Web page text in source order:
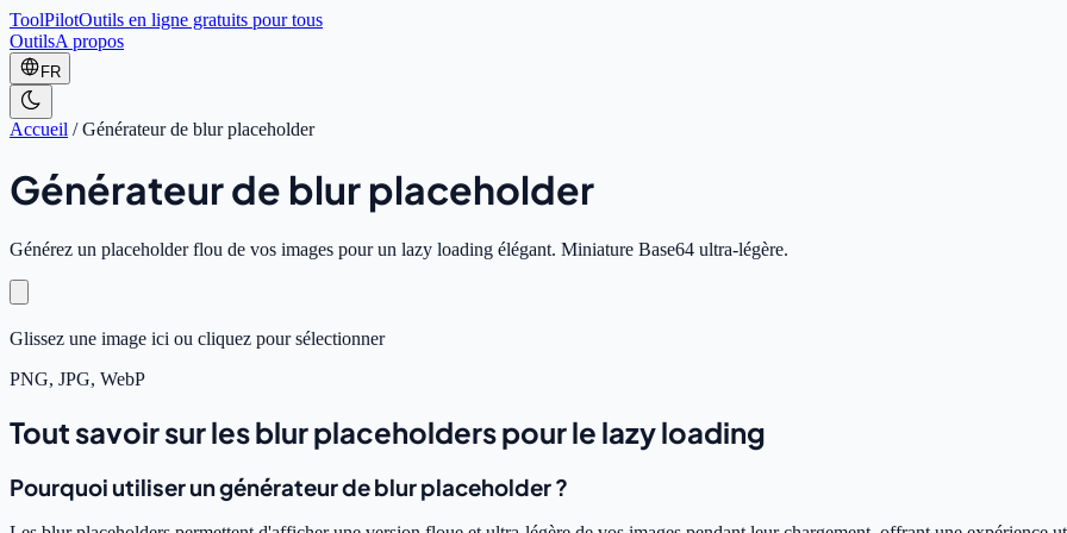
ToolPilotOutils en ligne gratuits pour tous
OutilsA propos
FR
Accueil /Générateur de blur placeholder
Générateur de blur placeholder
Générez un placeholder flou de vos images pour un lazy loading élégant. Miniature Base64 ultra-légère.
Glissez une image ici ou cliquez pour sélectionner
PNG, JPG, WebP
Tout savoir sur les blur placeholders pour le lazy loading
Pourquoi utiliser un générateur de blur placeholder ?